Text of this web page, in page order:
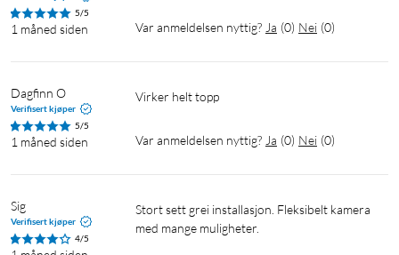
Spesifikasjoner
Sikkerhet: 128 bit AES-kryptering med SSL/TLS
Trådløs kryptering: WPA/WPA2-PSK
Oppløsning: 1080p/15 fps
Bildesensor: 1/3"
Nattsyn
IP-klasse: IP65
5/5
1 måned siden Var anmeldelsen nyttig? Ja (0) Nei (0)
Dagfinn O
Verifisert kjøper
5/5
1 måned siden
Virker helt topp
Var anmeldelsen nyttig? Ja (0) Nei (0)
Sig
Verifisert kjøper
4/5
Stort sett grei installasjon. Fleksibelt kamera
med mange muligheter.